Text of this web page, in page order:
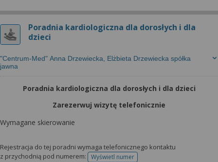
Poradnia kardiologiczna dla dorosłych i dla
dzieci
"Centrum-Med" Anna Drzewiecka, Elżbieta Drzewiecka spółka
jawna
Poradnia kardiologiczna dla dorosłych i dla dzieci
Zarezerwuj wizytę telefonicznie
Wymagane skierowanie
Rejestracja do tej poradni wymaga telefonicznego kontaktu
z przychodnią pod numerem:
Wyświetl numertelefonu do rejestracji